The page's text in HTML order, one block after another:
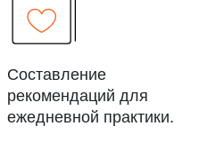
Составление
рекомендаций для
ежедневной практики.